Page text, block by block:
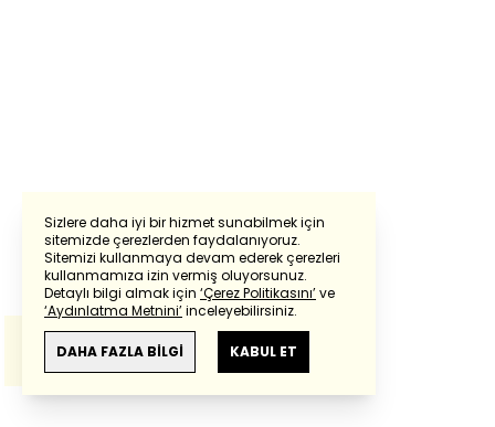
Sizlere daha iyi bir hizmet sunabilmek için
sitemizde çerezlerden faydalanıyoruz.
Sitemizi kullanmaya devam ederek çerezleri
kullanmamıza izin vermiş oluyorsunuz.
Detaylı bilgi almak için ‘Çerez Politikasını’ve
‘Aydınlatma Metnini’inceleyebilirsiniz.
DAHA FAZLA BİLGİ KABUL ET
Powered by Translate
Bu çevirideGoogle Transletekullanılmıştır.
Anlam ve çeviri hatalarından
haberturk.com
sorumlu değildir.